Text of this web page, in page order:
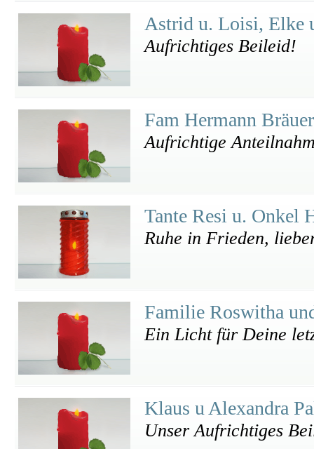
Astrid u. Loisi, Elke
Aufrichtiges Beileid!
Fam Hermann
Aufrichtige
Tante Resi u. Onkel
Ruhe in Frieden,
Familie Roswitha
Ein Licht für Deine
Klaus u Alexandra
Unser Aufrichtiges